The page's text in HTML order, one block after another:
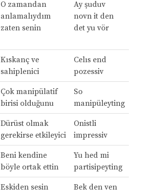
O zamandan
anlamalıydım
zaten senin
Ay şuduv
novn it den
det yu vör
Kıskanç ve
sahiplenici
Celıs end
pozessiv
Çok manipülatif
birisi olduğunu
So
manipüleyting
Dürüst olmak
gerekirse etkileyici
Onistli
impressiv
Beni kendine
böyle ortak ettin
Yu hed mi
partisipeyting
Eskiden sesin
Bek den ven